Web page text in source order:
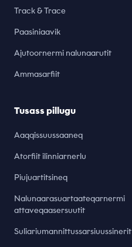
Track & Trace
Paasiniaavik
Ajutoornermi nalunaarutit
Ammasarfiit
Tusass pillugu
Aaqqissuussaaneq
Atorfiit ilinniarnerlu
Piujuartitsineq
Nalunaarasuartaateqarnermi
attaveqaasersuutit
Suliariumannittussarsiuussinerit